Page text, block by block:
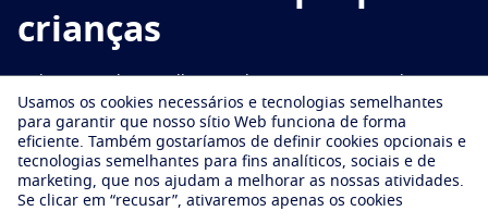
Proteger
Sun Lenses Visão com estilo
Blue UV Soluções de filtragem para proteção no dia a dia
Encontre uma óptica
Essilor
Varilux
Stellest
Promoções
Tudo sobre lentes
Olhar por idade
A sua vida e os seus olhos
Ver todos os artigos
crianças
em 67%
* 1
em média.
Encontre uma óptica
Usamos os cookies necessários e tecnologias semelhantes
para garantir que nosso sítio Web funciona de forma
eficiente.
Também gostaríamos de definir cookies opcionais e
tecnologias semelhantes para fins analíticos, sociais e de
marketing, que nos ajudam a melhorar as nossas atividades.
Se clicar em “recusar”, ativaremos apenas os cookies